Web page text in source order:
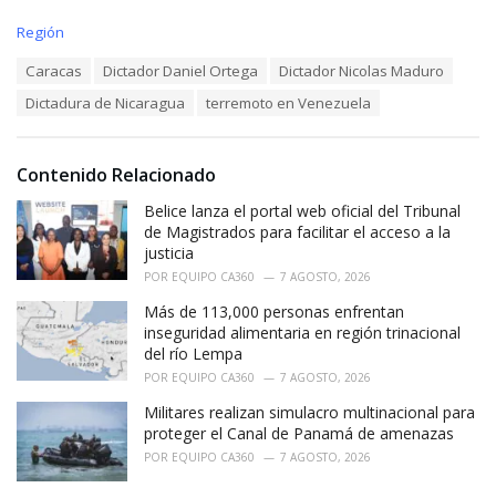
C
i
s
:
Región
Caracas Dictador Daniel Ortega
Dictador Nicolas Maduro
Dictadura de Nicaragua
terremoto en Venezuela
Contenido Relacionado
Belice lanza el portal web oficial del Tribunal
de Magistrados para facilitar el acceso a la
justicia
POR EQUIPO CA360 7 AGOSTO, 2026
Más de 113,000 personas enfrentan
inseguridad alimentaria en región trinacional
del río Lempa
POR EQUIPO CA360 7 AGOSTO, 2026
Militares realizan simulacro multinacional para
proteger el Canal de Panamá de amenazas
POR EQUIPO CA360 7 AGOSTO, 2026